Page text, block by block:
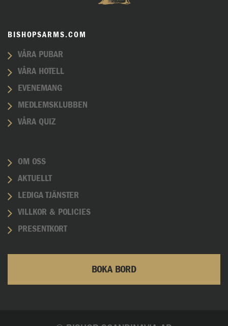
BISHOPSARMS.COM
VÅRA PUBAR
VÅRA HOTELL
EVENEMANG
MEDLEMSKLUBBEN
VÅRA QUIZ
OM OSS
AKTUELLT
LEDIGA TJÄNSTER
VILLKOR & POLICIES
PRESENTKORT
BOKA BORD